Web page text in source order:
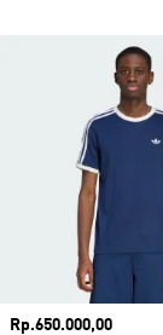
Harga
Rp.650.000,00